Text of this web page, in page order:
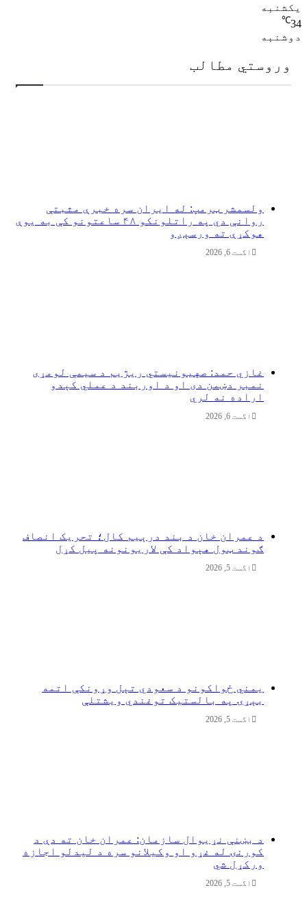
یکشنبه
34
℃
دوشنبه
وروستي مطالب
ولسمشر ټرمپ: له ایران سره خبرې مثبتې
روانې دي په راتلونکو ۴۸ ساعتونو کې به یوې
هوکړې ته ورسېږو
اگست 6, 2026
غازي حمد: صهیونیستي ریژیم د سیمې لومړی
نمبر دښمن دی او د اوربند د عملي کېدو
اراده نه لري
اگست 6, 2026
د عمران خان د بند درېیم کال؛ تحریک انصاف
ګوند ټول هېواد کې لاریونونه پیل کړل
اگست 5, 2026
یمني ځواکونو د سعودي تېل وړونکې اتمه
بېړۍ په بالستیک توغندي ویشتلې
اگست 5, 2026
د بښنې نړیوال سازمان: عمران خان ته دې د
کورنۍ له غړو او وکیلانو سره د لیدلو اجازه
ورکړل شي
اگست 5, 2026